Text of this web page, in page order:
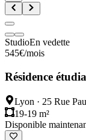
StudioEn vedette
545€/mois
Résidence
Lyon · 25 Rue
19-19 m²
Disponible